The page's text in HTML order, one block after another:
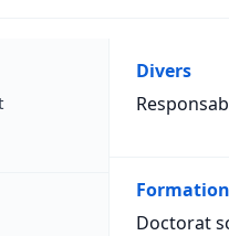
Divers
Doctorat